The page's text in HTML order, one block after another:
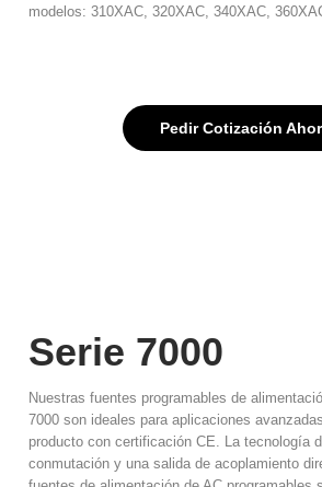
modelos: 310XAC, 320XAC, 340XAC,
Pedir Cotización
Serie 7000​
Nuestras fuentes programables de
7000 son ideales para aplicaciones
producto con certificación CE. La tecnología
conmutación y una salida de acoplamiento